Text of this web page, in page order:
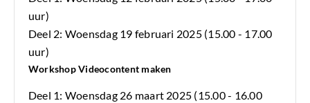
uur)
Deel 2: Woensdag 19 februari 2025 (15.00 - 17.00
uur)
Workshop Videocontent maken
Deel 1: Woensdag 26 maart 2025 (15.00 - 16.00